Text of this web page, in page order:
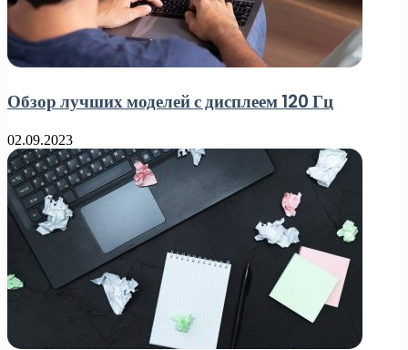
Обзор лучших моделей с дисплеем 120 Гц
02.09.2023